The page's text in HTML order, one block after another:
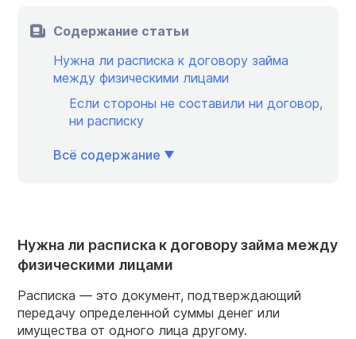
Содержание статьи
Нужна ли расписка к договору займа
между физическими лицами
Если стороны не составили ни договор,
ни расписку
Всё содержание
Нужна ли расписка к договору займа между
физическими лицами
Расписка — это документ, подтверждающий
передачу определенной суммы денег или
имущества от одного лица другому.